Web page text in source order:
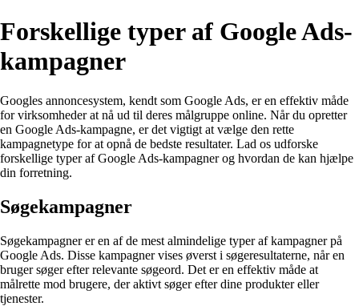
Forskellige typer af Google Ads-
kampagner
Googles annoncesystem, kendt som Google Ads, er en effektiv måde
for virksomheder at nå ud til deres målgruppe online. Når du opretter
en Google Ads-kampagne, er det vigtigt at vælge den rette
kampagnetype for at opnå de bedste resultater. Lad os udforske
forskellige typer af Google Ads-kampagner og hvordan de kan hjælpe
din forretning.
Søgekampagner
Søgekampagner er en af de mest almindelige typer af kampagner på
Google Ads. Disse kampagner vises øverst i søgeresultaterne, når en
bruger søger efter relevante søgeord. Det er en effektiv måde at
målrette mod brugere, der aktivt søger efter dine produkter eller
tjenester.